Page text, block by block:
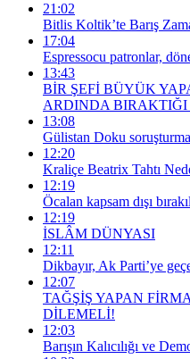
21:02
Bitlis Koltik’te Barış
17:04
Espressocu patronlar,
13:43
BİR ŞEFİ BÜYÜK
ARDINDA BIRAKTIĞI
13:08
Gülistan Doku
12:20
Kraliçe Beatrix Tahtı
12:19
Öcalan kapsam dışı
12:19
İSLÂM DÜNYASI
12:11
Dikbayır, Ak Parti’ye
12:07
TAĞŞİŞ YAPAN
DİLEMELİ!
12:03
Barışın Kalıcılığı ve